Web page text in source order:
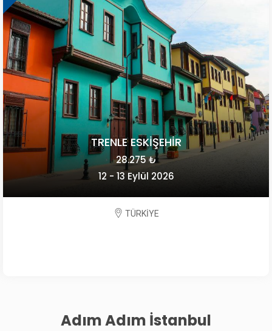
TRENLE ESKİŞEHİR
28.275 ₺
12 - 13 Eylül 2026
TÜRKİYE
Adım Adım İstanbul